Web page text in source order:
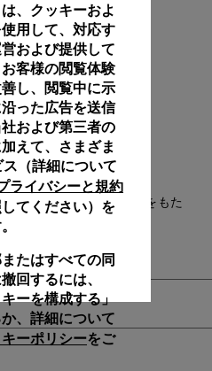
す。
なく、実用的な汎用性をもた
、24/22、BA
、クッキーおよ
用して、対応す
および提供して
客様の閲覧体験
し、閲覧中に示
った広告を送信
および第三者の
えて、さまざま
（詳細について
ライバシーと規約
てください）を
たはすべての同
回するには、
ーを構成する」
、詳細について
ーポリシーをご